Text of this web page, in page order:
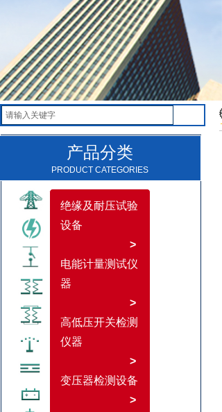
绝缘及耐压试验
设备
>
电能计量测试仪
器
>
高低压开关检测
仪器
>
变压器检测设备
>
产品分类
PRODUCT CATEGORIES